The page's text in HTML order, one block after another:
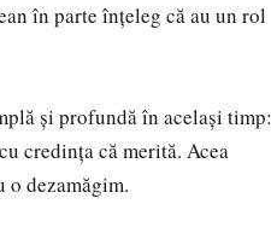
în parte înțeleg că au un rol
și profundă în același timp:
credința că merită. Acea
o dezamăgim.